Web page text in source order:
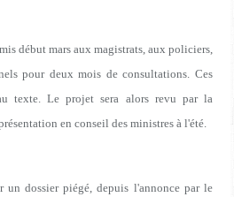
début mars aux magistrats, aux policiers,
pour deux mois de consultations. Ces
texte. Le projet sera alors revu par la
en conseil des ministres à l'été.
un dossier piégé, depuis l'annonce par le